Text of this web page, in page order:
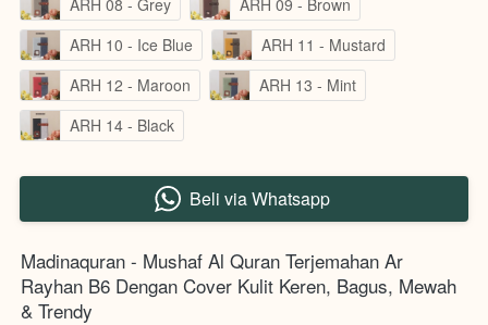
ARH 10 - Ice Blue
ARH 11 - Mustard
ARH 12 - Maroon
ARH 13 - Mint
ARH 14 - Black
` Beli via Whatsapp
Madinaquran - Mushaf Al Quran Terjemahan Ar
Rayhan B6 Dengan Cover Kulit Keren, Bagus, Mewah
& Trendy